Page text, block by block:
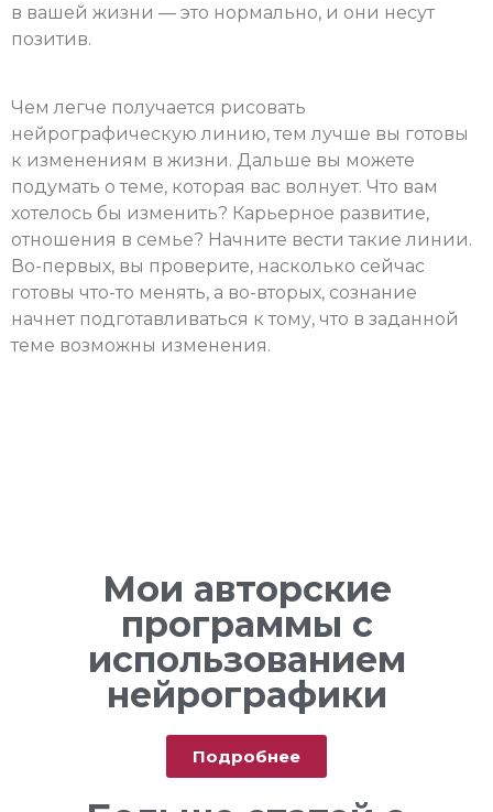
в вашей жизни — это нормально, и они несут
позитив.
Чем легче получается рисовать
нейрографическую линию, тем лучше вы готовы
к изменениям в жизни. Дальше вы можете
подумать о теме, которая вас волнует. Что вам
хотелось бы изменить? Карьерное развитие,
отношения в семье? Начните вести такие линии.
Во-первых, вы проверите, насколько сейчас
готовы что-то менять, а во-вторых, сознание
начнет подготавливаться к тому, что в заданной
теме возможны изменения.
Мои авторские
программы с
использованием
нейрографики
Подробнее